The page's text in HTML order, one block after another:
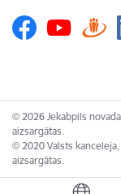
© 2026 Jekabpils
aizsargātas.
© 2020 Valsts
aizsargātas.